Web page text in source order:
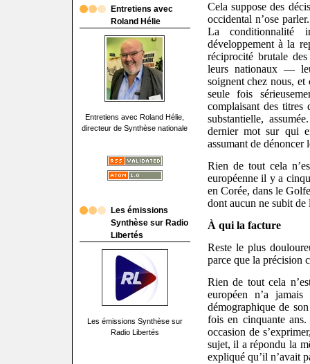
Entretiens avec
Roland Hélie
Entretiens avec Roland Hélie,
directeur de Synthèse nationale
Les émissions
Synthèse sur Radio
Libertés
Les émissions Synthèse sur
Radio Libertés
Cela suppose des
occidental n’ose
La conditionnalité
développement à la
réciprocité brutale
leurs nationaux —
soignent chez nous, et
seule fois
complaisant des titres
substantielle,
dernier mot sur qui
assumant de dénoncer
Rien de tout cela
européenne il y a
en Corée, dans le
dont aucun ne subit de
À qui la facture
Reste le plus
parce que la précision
Rien de tout cela
européen n’a
démographique de
fois en cinquante
occasion de
sujet, il a répondu la
expliqué qu’il n’avait